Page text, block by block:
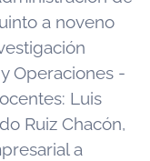
a noveno
Operaciones -
Luis
Ruiz Chacón,
a